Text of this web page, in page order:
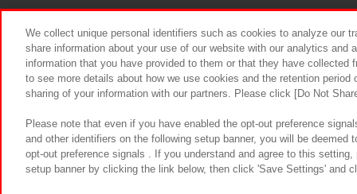
食品のご
We collect unique personal identifiers such as cookies to analyze our
share information about your use of our website with our analytics and
information that you have provided to them or that they have
to see more details about how we use cookies and the retention
sharing of your information with our partners. Please click [Do Not
Please note that even if you have enabled the opt-out preference
and other identifiers on the following setup banner, you will be
opt-out preference signals . If you understand and agree to this
setup banner by clicking the link below, then click 'Save Settings' and